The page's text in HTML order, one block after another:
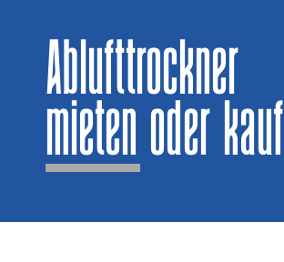
Ablufttrockner
mieten oder